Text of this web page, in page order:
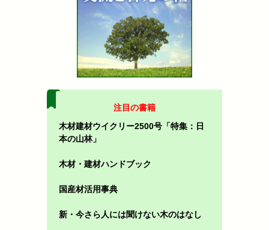
注目の書籍
木材建材ウイクリー2500号「特集：日
本の山林」
木材・建材ハンドブック
国産材活用事典
新・今さら人には聞けない木のはなし